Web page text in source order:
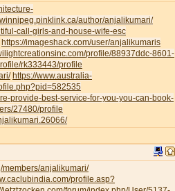
author/anjalikumari/
call-girls-and-house-wife-esc
https://imageshack.com/user/anjalikumaris
profile/88937ddc-8601-
rk333443/profile
https://www.australia-
provide-best-service-for-you-you-can-book-
27480/profile
members/anjalikumari/
profile.asp?